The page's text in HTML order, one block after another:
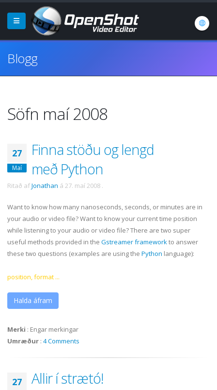
Blogg
Söfn maí 2008
27
Maí
Finna stöðu og lengd
með Python
Ritað afJonathan á 27. maí 2008 .
Want to know how many nanoseconds, seconds, or minutes are in
your audio or video file? Want to know your current time position
while listening to your audio or video file? There are two super
useful methods provided in the Gstreamerframeworkto answer
these two questions (examples are using the Python language):
position, format ...
Halda áfram
Merki : Engar merkingar
Umræður : 4 Comments
27 Allir í strætó!